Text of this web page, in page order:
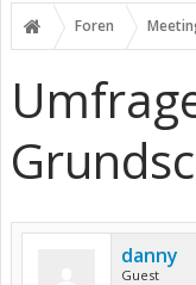
Foren
danny
Guest